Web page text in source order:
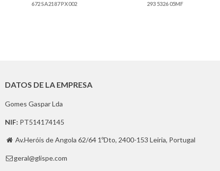
672 SA2187 PX002 293 5326 05MF
DATOS DE LA EMPRESA
Gomes Gaspar Lda
NIF: PT514174145
 Av.Heróis de Angola 62/64 1ºDto, 2400-153 Leiria, Portugal
 geral@glispe.com